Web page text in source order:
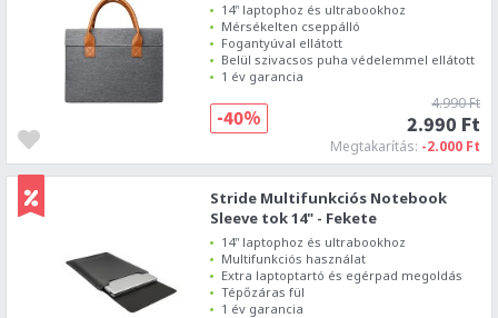
14" laptophoz és ultrabookhoz
Mérsékelten cseppálló
Fogantyúval ellátott
Belül szivacsos puha védelemmel ellátott
1 év garancia
4.990 Ft
2.990 Ft
Megtakarítás: -2.000 Ft
-40%
Stride Multifunkciós Notebook
Sleeve tok 14" - Fekete
14" laptophoz és ultrabookhoz
Multifunkciós használat
Extra laptoptartó és egérpad megoldás
Tépőzáras fül
1 év garancia